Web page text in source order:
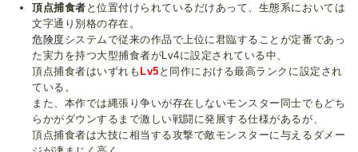
頂点捕食者 と位置付けられているだけあって、生態系においては
文字通り別格の存在。
危険度システムで従来の作品で上位に君臨することが定番であっ
た実力を持つ大型捕食者がLv4に設定されている中、
頂点捕食者はいずれも Lv5 と同作における最高ランクに設定され
ている。
また、本作では縄張り争いが存在しないモンスター同士でもどち
らかがダウンするまで激しい戦闘に発展する仕様があるが、
頂点捕食者は大技に相当する攻撃で敵モンスターに与えるダメー